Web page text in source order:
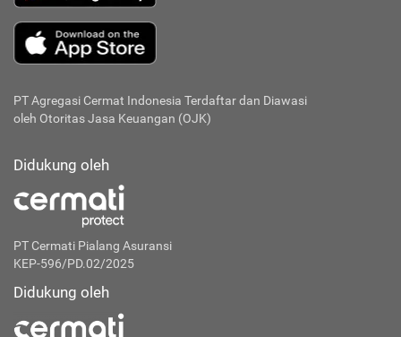
PT Agregasi Cermat Indonesia Terdaftar dan Diawasi
oleh Otoritas Jasa Keuangan (OJK)
Didukung oleh
PT Cermati Pialang Asuransi
KEP-596/PD.02/2025
Didukung oleh